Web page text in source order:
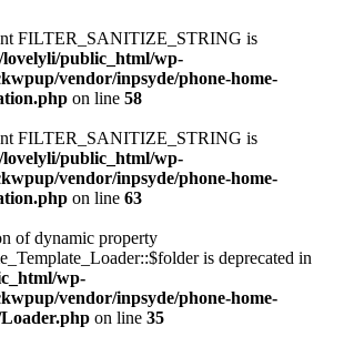
FILTER_SANITIZE_STRING is
lovelyli/public_html/wp-
vendor/inpsyde/phone-home-
on line 58
FILTER_SANITIZE_STRING is
lovelyli/public_html/wp-
vendor/inpsyde/phone-home-
on line 63
of dynamic property
is deprecated in
wp-
vendor/inpsyde/phone-home-
on line 35